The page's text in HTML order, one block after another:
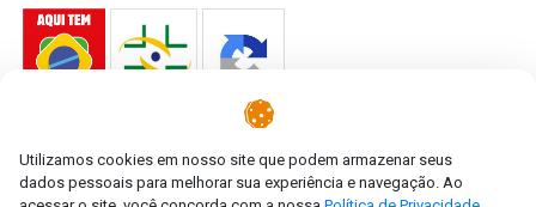
Utilizamos cookies em nosso site que podem armazenar seus
dados pessoais para melhorar sua experiência e navegação. Ao